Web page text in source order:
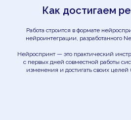
Как достигаем
Работа строится в формате
нейроинтеграции, разработанного
Нейроспринт — это практический
с первых дней совместной работы
изменения и достигать своих целей